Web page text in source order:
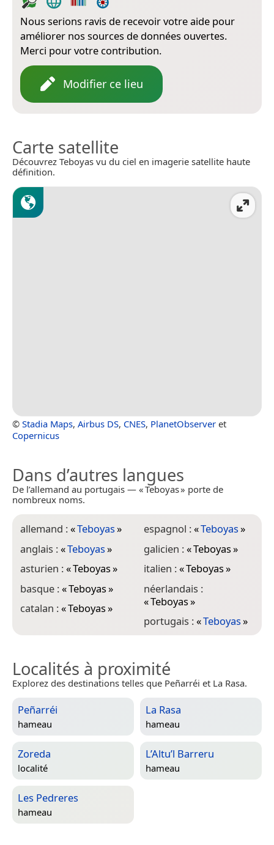
Nous serions ravis de recevoir votre aide pour
améliorer nos sources de données ouvertes.
Merci pour votre contribution.
Modifier ce lieu
Carte satellite
Découvrez Teboyas vu du ciel en imagerie satellite haute
définition.
© Stadia Maps, Airbus DS, CNES, PlanetObserver et
Copernicus
Dans d’autres langues
De l’allemand au portugais — « Teboyas » porte de
nombreux noms.
allemand :«Teboyas»
anglais :«Teboyas»
asturien :«Teboyas»
basque :«Teboyas»
catalan :«Teboyas»
espagnol :«Teboyas»
galicien :«Teboyas»
italien :«Teboyas»
néerlandais :
«Teboyas»
portugais :«Teboyas»
Localités à proximité
Explorez des destinations telles que Peñarréi et La Rasa.
Peñarréi
hameau
La Rasa
hameau
Zoreda
localité
L’Altu’l Barreru
hameau
Les Pedreres
hameau